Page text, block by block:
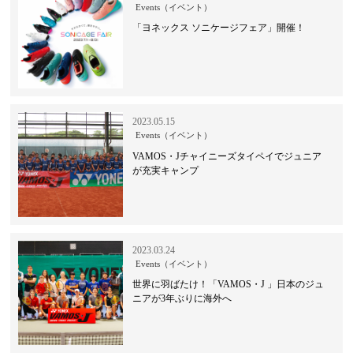
Events（イベント）
「ヨネックス ソニケージフェア」開催！
2023.05.15
Events（イベント）
VAMOS・Jチャイニーズタイペイでジュニア
が充実キャンプ
2023.03.24
Events（イベント）
世界に羽ばたけ！「VAMOS・J 」日本のジュ
ニアが3年ぶりに海外へ